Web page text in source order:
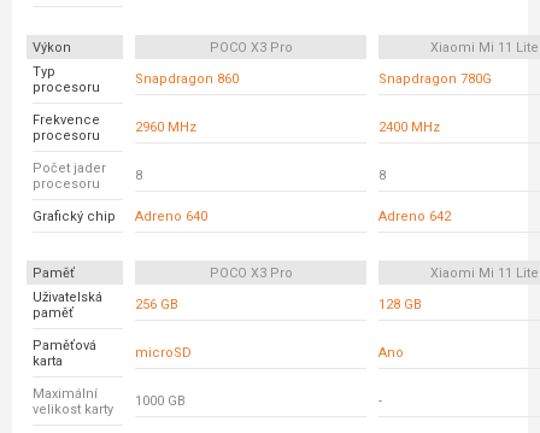
Výkon POCO X3 Pro
Xiaomi Mi 11 Lite
Typ
procesoru
Snapdragon 860 Snapdragon 780G
Frekvence
procesoru
2960 MHz 2400 MHz
Počet jader
procesoru
8 8
Grafický chip Adreno 640 Adreno 642
Paměť POCO X3 Pro
Xiaomi Mi 11 Lite
Uživatelská
paměť
256 GB 128 GB
Paměťová
karta
microSD Ano
Maximální
velikost karty
1000 GB -